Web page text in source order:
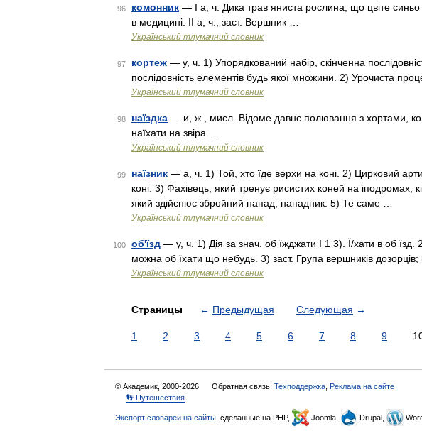
96 комонник — I а, ч. Дика трав яниста рослина, що цвіте синьо
в медицині. II а, ч., заст. Вершник …
Український тлумачний словник
97 кортеж — у, ч. 1) Упорядкований набір, скінченна
послідовність елементів будь якої множини. 2) Урочиста
Український тлумачний словник
98 наїздка — и, ж., мисл. Відоме давнє полювання з хортами,
наїхати на звіра …
Український тлумачний словник
99 наїзник — а, ч. 1) Той, хто їде верхи на коні. 2) Цирковий
коні. 3) Фахівець, який тренує рисистих коней на іподромах,
який здійснює збройний напад; нападник. 5) Те саме …
Український тлумачний словник
100 об'їзд — у, ч. 1) Дія за знач. об їжджати I 1 3). Ї/хати в об
можна об їхати що небудь. 3) заст. Група вершників дозорців;
Український тлумачний словник
Страницы ← Предыдущая Следующая →
1 2 3 4 5 6 7 8 9
© Академик, 2000-2026 Обратная связь: Техподдержка Реклама на сайте
👣 Путешествия
Экспорт словарей на сайты , сделанные на PHP, Joomla, Drupal,